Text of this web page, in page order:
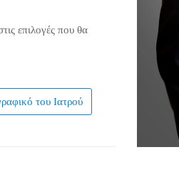
επιλογές που θα
του Ιατρού